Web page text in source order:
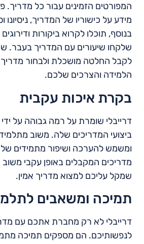
המפורטים הזמינים עבור כל מדריך.
מידע על כישוריו של המדריך, ניסיונו
בנוסף, תוכלו לקרוא ביקורות
שלקחו שיעורים עם המדריך בעבר.
לקבל החלטה מושכלת ולבחור מדריך
הלמידה והצרכים שלכם.
בקרת איכות עקבית
דרייבלי שומרת על רמה גבוהה על
ביצועי המדריכים שלה. משוב
ומשמש להערכה ושיפור מתמידים
מדריכים המקבלים באופן עקבי משוב
שמקל עליכם למצוא מדריך אמין.
תמיכה ומשאבים
דרייבלי לא רק מחברת אתכם עם
לנפשותיכם. הם מספקים תמיכה